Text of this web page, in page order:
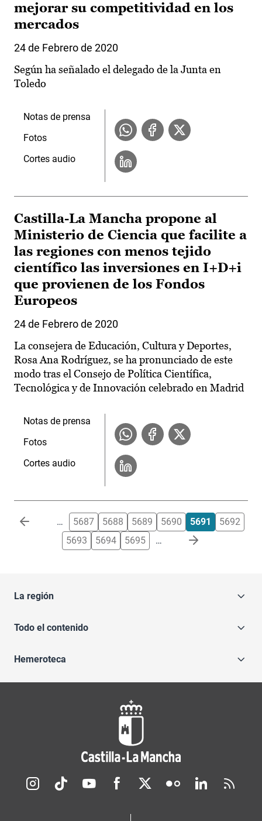
mejorar su competitividad en los
mercados
24 de Febrero de 2020
Según ha señalado el delegado de la Junta en
Toledo
Notas de prensa
Fotos
Cortes audio
Castilla-La Mancha propone al
Ministerio de Ciencia que facilite a
las regiones con menos tejido
científico las inversiones en I+D+i
que provienen de los Fondos
Europeos
24 de Febrero de 2020
La consejera de Educación, Cultura y Deportes,
Rosa Ana Rodríguez, se ha pronunciado de este
modo tras el Consejo de Política Científica,
Tecnológica y de Innovación celebrado en Madrid
Notas de prensa
Fotos
Cortes audio
Paginación … 5687 5688 5689 5690 5691
5692
5693
5694 5695 …
La región
Todo el contenido
Hemeroteca
Redes sociales JCCM